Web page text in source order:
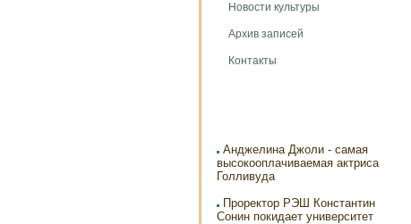
Новости культуры
Архив записей
Контакты
Анджелина Джоли - самая
высокооплачиваемая актриса
Голливуда
Проректор РЭШ Константин
Сонин покидает университет